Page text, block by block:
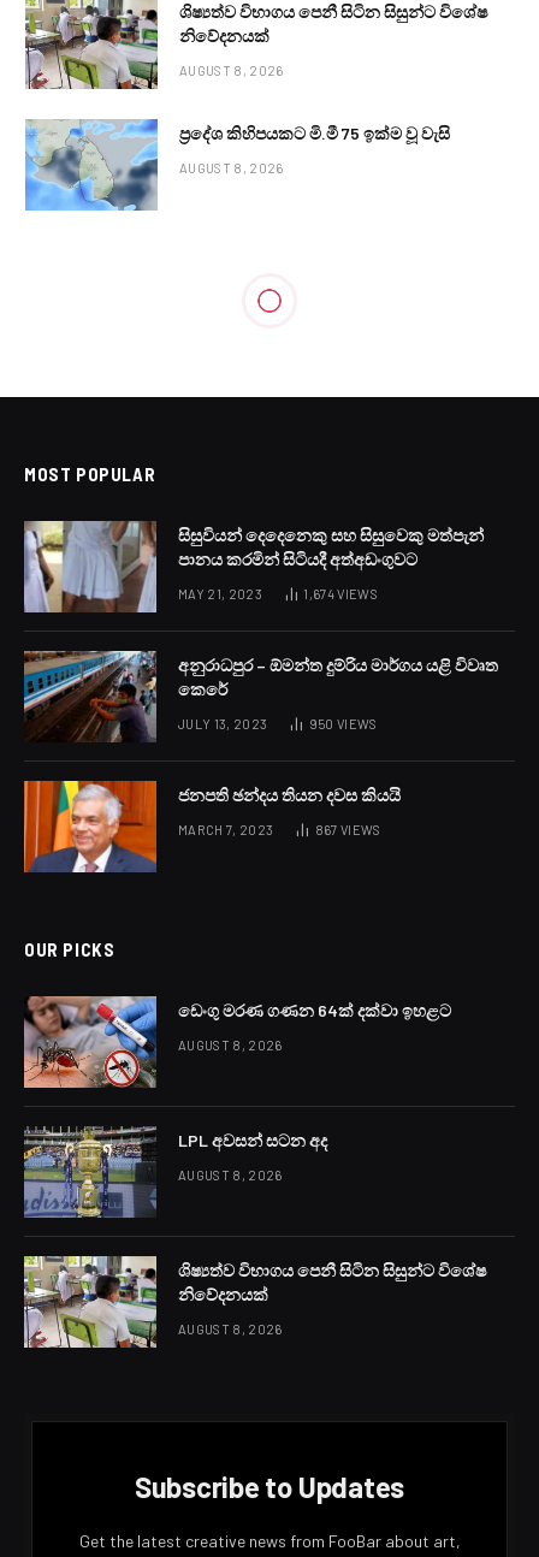
ශිෂ්‍යත්ව විභාගය පෙනී සිටින සිසුන්ට විශේෂ
නිවේදනයක්
AUGUST 8, 2026
ප්‍රදේශ කිහිපයකට මි.මී 75 ඉක්ම වූ වැසි
AUGUST 8, 2026
ජ.වි.පෙ බලය ඉල්ලන හේතුව ආශු
බැලීම් කරන්නැයි ද එවැනි අත්හදා බැලීම් කරන්නට ගෝඨාභය
රාජපක්ෂ ගෙනවිත් හොඳ පාඩමක් ඉගෙනගත් ජනතාවට තවත්
පාඩම් අවශ්‍ය නැතැයි ද ජනාධිපති පාර්ලිමේන්තු කටයුතු පිළිබඳ
උපදේශක මහාචාර්ය ආශු මාරසිංහ මහතා පැවසීය.
රටට දැන් පරිනත නොවන දේශපාලන නායකත්වයක් වැඩක්
නැතැයි කී මාරසිංහ මහතා පරිනත නැති දේශපාලකයන්ට වැඩ
බැරි බව ලංකාවේ මෙන්ම ලෝකයේ ද ඔප්පු වී තිබෙන බව
සඳහන් කළේය.
යුරෝපා සංගමය සමඟ එකතු වී ව්ලැඩිමීර් සොලෙන්ස්කි
විසඳුමක් දෙන්නේ කෙසේදැයි කිසිම වැඩපිළිවෙළක් ඉදිරිපත්